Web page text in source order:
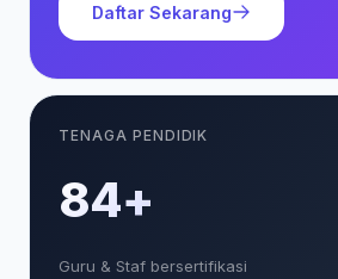
Daftar Sekarang
TENAGA PENDIDIK
85+
Guru & Staf bersertifikasi